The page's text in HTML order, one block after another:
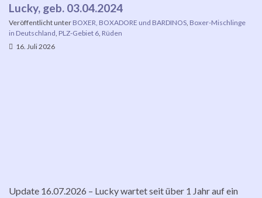
Lucky, geb. 03.04.2024
Veröffentlicht unter BOXER, BOXADORE und BARDINOS Boxer-Mischlinge
in Deutschland PLZ-Gebiet 6 Rüden
16. Juli 2026
Update 16.07.2026 – Lucky wartet seit über 1 Jahr auf ein